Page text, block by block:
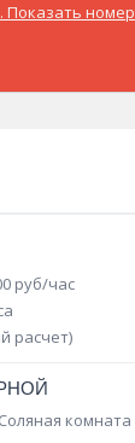
Показать номер
руб/час
расчет)
комната